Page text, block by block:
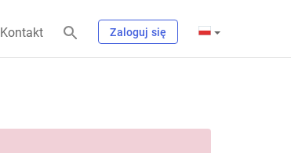
Kontakt Zaloguj się